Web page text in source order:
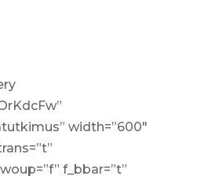
width=”600″
f_bbar=”t”